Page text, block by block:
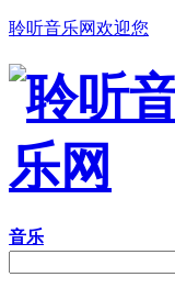
聆听音乐网欢迎您
音乐